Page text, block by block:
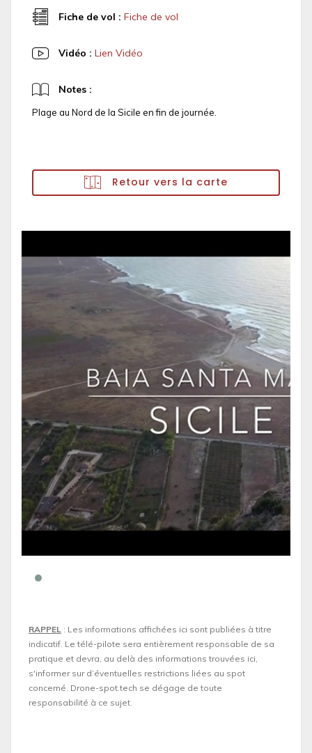
Fiche de vol : Fiche de vol
Vidéo : Lien Vidéo
Notes :
Plage au Nord de la Sicile en fin de journée.
Retour vers la carte
RAPPEL : Les informations affichées ici sont publiées à titre
indicatif. Le télé-pilote sera entièrement responsable de sa
pratique et devra, au delà des informations trouvées ici,
s'informer sur d’éventuelles restrictions liées au spot
concerné. Drone-spot.tech se dégage de toute
responsabilité à ce sujet.